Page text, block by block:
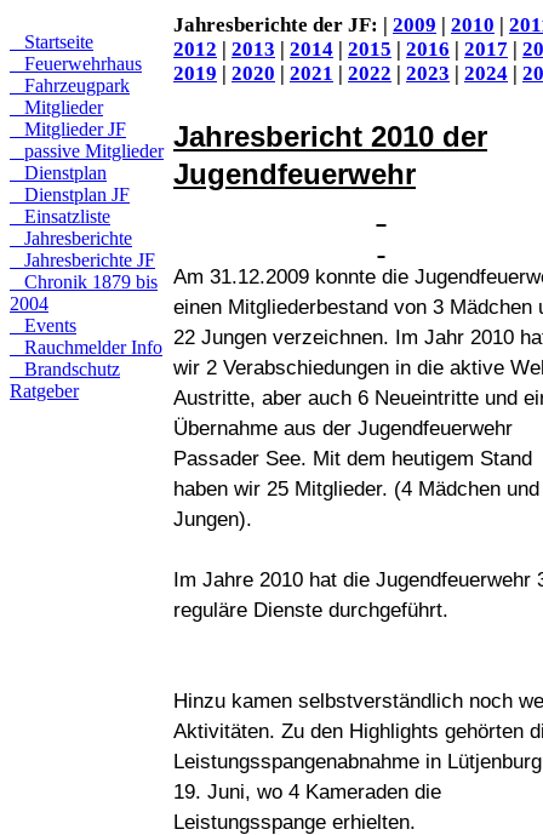
Startseite
Feuerwehrhaus
Fahrzeugpark
Mitglieder
Mitglieder JF
passive Mitglieder
Dienstplan
Dienstplan JF
Einsatzliste
Jahresberichte
Jahresberichte JF
Chronik 1879 bis
2004
Events
Rauchmelder Info
Brandschutz
Ratgeber
Jahresberichte der JF: | 2009 | 2010 |
2012 | 2013 | 2014 | 2015 | 2016 | 2017 |
2019 | 2020 | 2021 | 2022 | 2023 | 2024 |
Jahresbericht 2010 der
Jugendfeuerwehr
Am 31.12.2009 konnte die
einen Mitgliederbestand von 3 Mädchen
22 Jungen verzeichnen. Im Jahr 2010
wir 2 Verabschiedungen in die aktive
Austritte, aber auch 6 Neueintritte und
Übernahme aus der Jugendfeuerwehr
Passader See. Mit dem heutigem Stand
haben wir 25 Mitglieder. (4 Mädchen
Jungen).
Im Jahre 2010 hat die Jugendfeuerwehr
reguläre Dienste durchgeführt.
Hinzu kamen selbstverständlich noch
Aktivitäten. Zu den Highlights gehörten
Leistungsspangenabnahme in
19. Juni, wo 4 Kameraden die
Leistungsspange erhielten.